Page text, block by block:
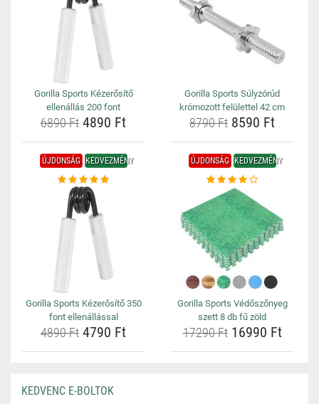
Gorilla Sports Kézerősítő
ellenállás 200 font
6890 Ft 4890 Ft
Gorilla Sports Súlyzórúd
krómozott felülettel 42 cm
8790 Ft 8590 Ft
ÚJDONSÁG KEDVEZMÉNY
Gorilla Sports Kézerősítő 350
font ellenállással
4890 Ft 4790 Ft
ÚJDONSÁG KEDVEZMÉNY
Gorilla Sports Védőszőnyeg
szett 8 db fű zöld
17290 Ft16990 Ft
KEDVENC E-BOLTOK